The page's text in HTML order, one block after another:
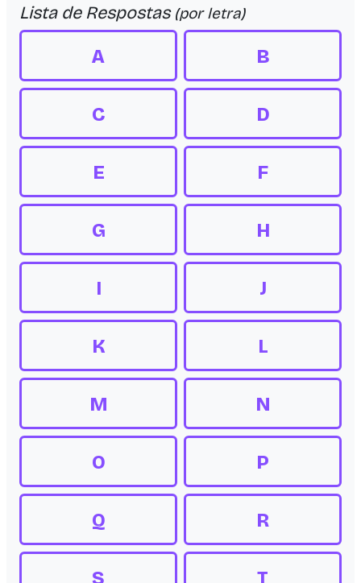
Lista de Respostas (por letra)
A B
C D
E F
G H
I J
K L
M N
O P
Q R
S T